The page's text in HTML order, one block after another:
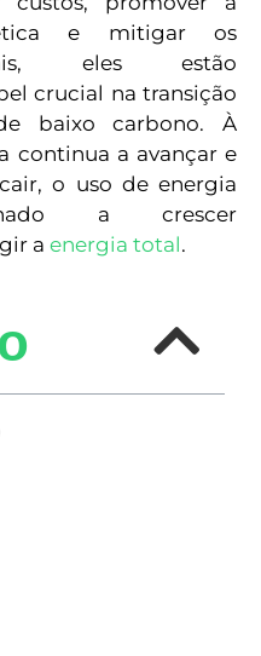
e mitigar os
eles estão
crucial na transição
baixo carbono. À
continua a avançar e
o uso de energia
a crescer
a energia total.